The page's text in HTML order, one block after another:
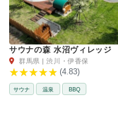
サウナの森 水沼ヴィレッジ
群馬県 | 渋川・伊香保
(4.83)
サウナ 温泉 BBQ